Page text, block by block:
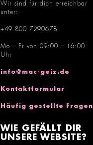
Wir sind für dich erreichbar
unter:
+49 800 7290678
Mo – Fr von 09:00 – 16:00
Uhr
info@mac-geiz.de
Kontaktformular
Häufig gestellte Fragen
WIE GEFÄLLT DIR
UNSERE WEBSITE?